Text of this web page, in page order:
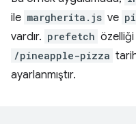
ile margherita.js ve
vardır. prefetch özelliği
/pineapple-pizza
ayarlanmıştır.